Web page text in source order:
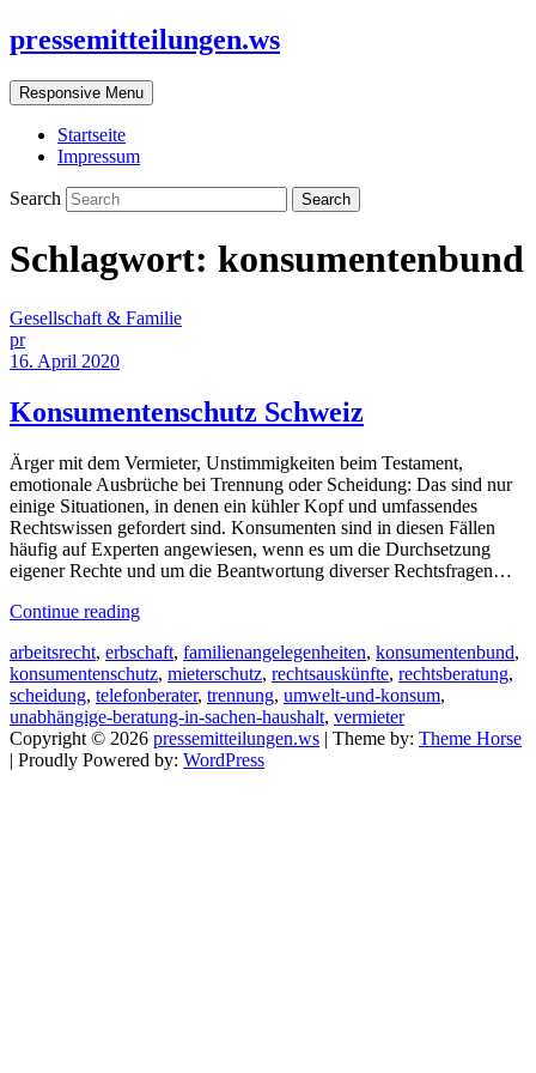
pressemitteilungen.ws
Responsive Menu
Startseite
Impressum
Search
Schlagwort: konsumentenbund
Gesellschaft & Familie
pr
16. April 2020
Konsumentenschutz Schweiz
Ärger mit dem Vermieter, Unstimmigkeiten beim Testament,
emotionale Ausbrüche bei Trennung oder Scheidung: Das sind nur
einige Situationen, in denen ein kühler Kopf und umfassendes
Rechtswissen gefordert sind. Konsumenten sind in diesen Fällen
häufig auf Experten angewiesen, wenn es um die Durchsetzung
eigener Rechte und um die Beantwortung diverser Rechtsfragen…
Continue reading
arbeitsrecht, erbschaft, familienangelegenheiten, konsumentenbund,
konsumentenschutz, mieterschutz, rechtsauskünfte, rechtsberatung,
scheidung, telefonberater, trennung, umwelt-und-konsum,
unabhängige-beratung-in-sachen-haushalt, vermieter
Copyright © 2026 pressemitteilungen.ws | Theme by: Theme Horse
| Proudly Powered by: WordPress